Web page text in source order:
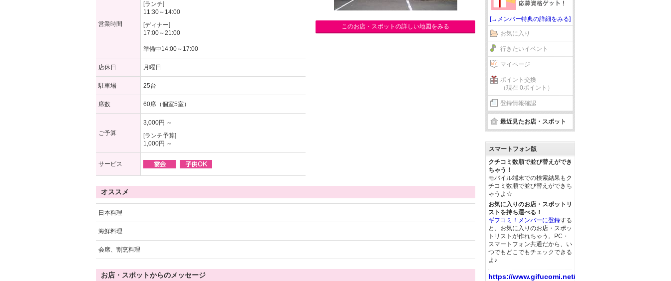
営業時間
[ランチ]
11:30～14:00
[ディナー]
17:00～21:00
準備中14:00～17:00
店休日 月曜日
駐車場 25台
席数 60席（個室5室）
ご予算
3,000円 ～
[ランチ予算]
1,000円 ～
サービス
このお店・スポットの詳しい地図をみる
オススメ
日本料理
海鮮料理
会席、割烹料理
お店・スポットからのメッセージ
[→メンバー特典の詳細をみる]
お気に入り
行きたいイベント
マイページ
ポイント交換
（現在 0ポイント）
登録情報確認
最近見たお店・スポット
スマートフォン版
クチコミ数順で並び替えができ
ちゃう！
モバイル端末での検索結果もク
チコミ数順で並び替えができち
ゃうよ☆
お気に入りのお店・スポットリ
ストを持ち運べる！
ギフコミ！メンバーに登録する
と、お気に入りのお店・スポッ
トリストが作れちゃう。PC・
スマートフォン共通だから、い
つでもどこでもチェックできる
よ♪
https://www.gifucomi.net/